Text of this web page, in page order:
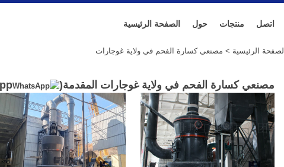
الصفحة الرئيسية حول منتجات اتصل
الصفحة الرئيسية > مصنعي كسارة الفحم في ولاية غوجارات
مصنعي كسارة الفحم في ولاية غوجارات المقدمة(